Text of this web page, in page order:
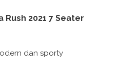
2021 7 Seater
dan sporty